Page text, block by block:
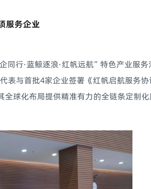
服务企业
行·蓝鲸逐浪·红帆远航”特色产业服务
与首批4家企业签署《红帆启航服务协
球化布局提供精准有力的全链条定制化